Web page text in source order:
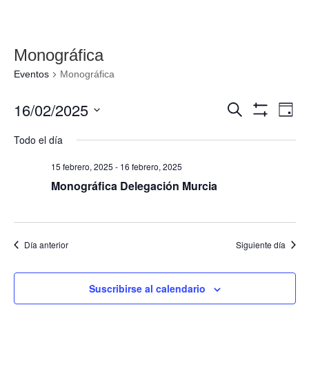
Monográfica
Eventos Monográfica
búsqueda
Buscar
de
Día
16/02/2025
fecha.
Todo el día
15 febrero, 2025 - 16 febrero, 2025
Monográfica Delegación Murcia
Día anterior Siguiente día
Suscribirse al calendario